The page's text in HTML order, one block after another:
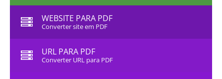
WEBSITE PARA PDF
Converter site em PDF
URL PARA PDF
Converter URL para PDF